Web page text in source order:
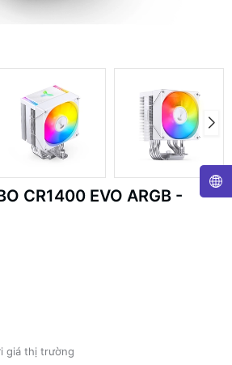
CR1400 EVO ARGB -
giá thị trường